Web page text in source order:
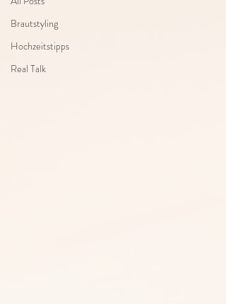
Brautstyling
Hochzeitstipps
Real Talk